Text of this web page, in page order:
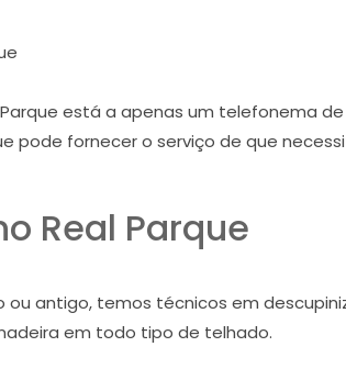
está a apenas um telefonema
fornecer o serviço de que
Real Parque
antigo, temos técnicos em
em todo tipo de telhado.